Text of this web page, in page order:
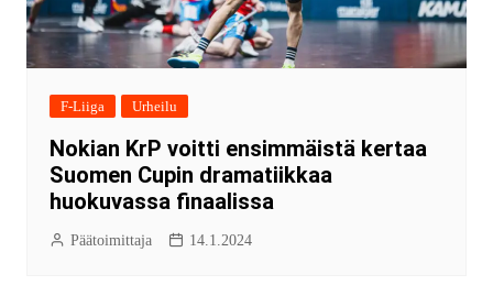
F-Liiga Urheilu
Nokian KrP voitti ensimmäistä kertaa
Suomen Cupin dramatiikkaa
huokuvassa finaalissa
Päätoimittaja 14.1.2024